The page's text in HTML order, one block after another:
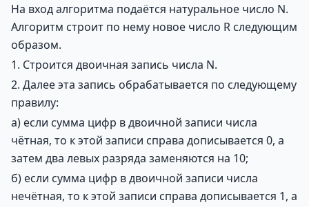
На вход алгоритма подаётся натуральное число N.
Алгоритм строит по нему новое число R следующим
образом.
1. Строится двоичная запись числа N.
2. Далее эта запись обрабатывается по следующему
правилу:
а) если сумма цифр в двоичной записи числа
чётная, то к этой записи справа дописывается 0, а
затем два левых разряда заменяются на 10;
б) если сумма цифр в двоичной записи числа
нечётная, то к этой записи справа дописывается 1, а